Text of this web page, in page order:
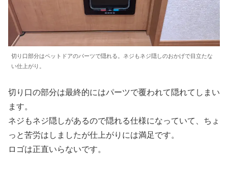
切り口部分はペットドアのパーツで隠れる。ネジもネジ隠しのおかげで目立たな
い仕上がり。
切り口の部分は最終的にはパーツで覆われて隠れてしまい
ます。
ネジもネジ隠しがあるので隠れる仕様になっていて、ちょ
っと苦労はしましたが仕上がりには満足です。
ロゴは正直いらないです。